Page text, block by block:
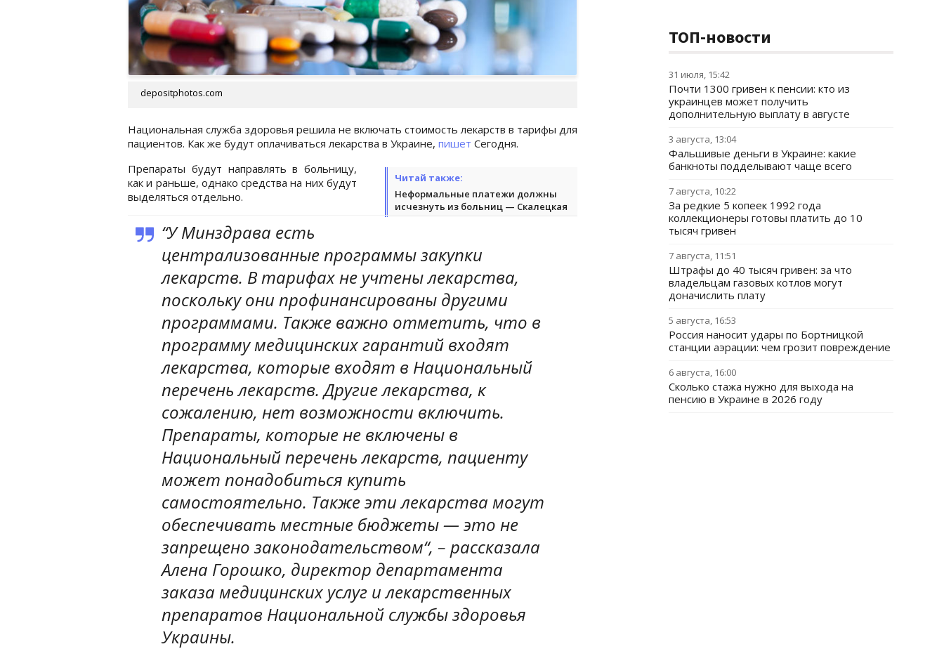
depositphotos.com
Национальная служба здоровья решила не включать стоимость лекарств в тарифы для
пациентов. Как же будут оплачиваться лекарства в Украине, пишет Сегодня.
Читай также:
Неформальные платежи должны
исчезнуть из больниц — Скалецкая
Препараты будут направлять в больницу,
как и раньше, однако средства на них будут
выделяться отдельно.
“У Минздрава есть
централизованные программы закупки
лекарств. В тарифах не учтены лекарства,
поскольку они профинансированы другими
программами. Также важно отметить, что в
программу медицинских гарантий входят
лекарства, которые входят в Национальный
перечень лекарств. Другие лекарства, к
сожалению, нет возможности включить.
Препараты, которые не включены в
Национальный перечень лекарств, пациенту
может понадобиться купить
самостоятельно. Также эти лекарства могут
обеспечивать местные бюджеты — это не
запрещено законодательством“, – рассказала
Алена Горошко, директор департамента
заказа медицинских услуг и лекарственных
препаратов Национальной службы здоровья
Украины.
ТОП-новости
31 июля, 15:42
Почти 1300 гривен к пенсии: кто из
украинцев может получить
дополнительную выплату в августе
3 августа, 13:04
Фальшивые деньги в Украине: какие
банкноты подделывают чаще всего
7 августа, 10:22
За редкие 5 копеек 1992 года
коллекционеры готовы платить до 10
тысяч гривен
7 августа, 11:51
Штрафы до 40 тысяч гривен: за что
владельцам газовых котлов могут
доначислить плату
5 августа, 16:53
Россия наносит удары по Бортницкой
станции аэрации: чем грозит повреждение
6 августа, 16:00
Сколько стажа нужно для выхода на
пенсию в Украине в 2026 году